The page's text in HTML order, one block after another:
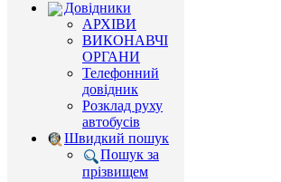
Довідники
АРХІВИ
ВИКОНАВЧІ
ОРГАНИ
Телефонний
довідник
Розклад руху
автобусів
Швидкий пошук
Пошук за
прізвищем